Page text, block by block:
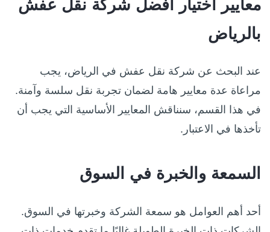
معايير اختيار أفضل شركة نقل عفش
بالرياض
عند البحث عن شركة نقل عفش في الرياض، يجب
مراعاة عدة معايير هامة لضمان تجربة نقل سلسة وآمنة.
في هذا القسم، سنناقش المعايير الأساسية التي يجب أن
تأخذها في الاعتبار.
السمعة والخبرة في السوق
أحد أهم العوامل هو سمعة الشركة وخبرتها في السوق.